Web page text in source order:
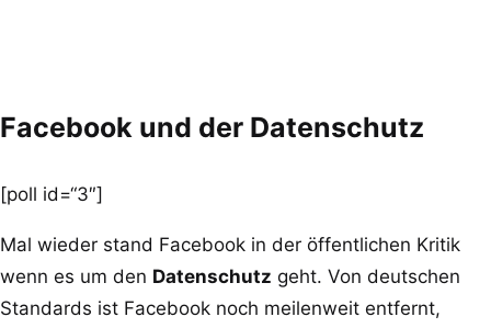
Facebook und der Datenschutz
[poll id=“3″]
Mal wieder stand Facebook in der öffentlichen Kritik
wenn es um den Datenschutz geht. Von deutschen
Standards ist Facebook noch meilenweit entfernt,